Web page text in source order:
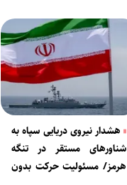
هشدار نیروی دریایی سپاه به
شناورهای مستقر در تنگه
هرمز/ مسئولیت حرکت بدون